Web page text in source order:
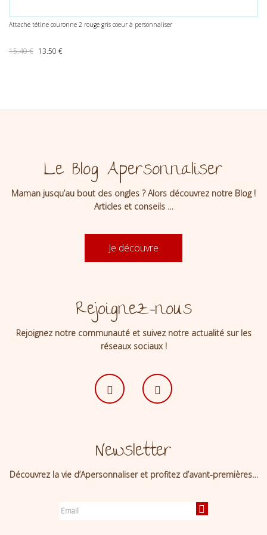
Attache tétine couronne 2 rouge gris coeur à personnaliser
15.40€ Le prix initial était : 15.40 €.
13.50 €Le prix actuel est : 13.50 €.
Le Blog Apersonnaliser
Maman jusqu’au bout des ongles ? Alors découvrez notre Blog !
Articles et conseils …
Je découvre
Rejoignez-nous
Rejoignez notre communauté et suivez notre actualité sur les
réseaux sociaux !
Newsletter
Découvrez la vie d’Apersonnaliser et profitez d’avant-premières…